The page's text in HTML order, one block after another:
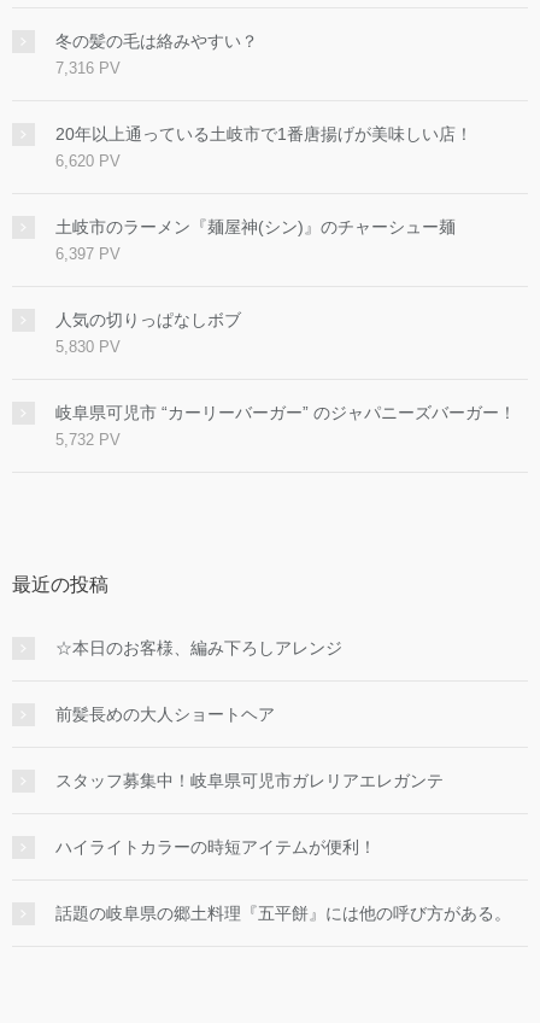
冬の髪の毛は絡みやすい？
7,316 PV
20年以上通っている土岐市で1番唐揚げが美味しい店！
6,620 PV
土岐市のラーメン『麺屋神(シン)』のチャーシュー麺
6,397 PV
人気の切りっぱなしボブ
5,830 PV
岐阜県可児市 “カーリーバーガー” のジャパニーズバーガー！
5,732 PV
最近の投稿
☆本日のお客様、編み下ろしアレンジ
前髪長めの大人ショートヘア
スタッフ募集中！岐阜県可児市ガレリアエレガンテ
ハイライトカラーの時短アイテムが便利！
話題の岐阜県の郷土料理『五平餅』には他の呼び方がある。